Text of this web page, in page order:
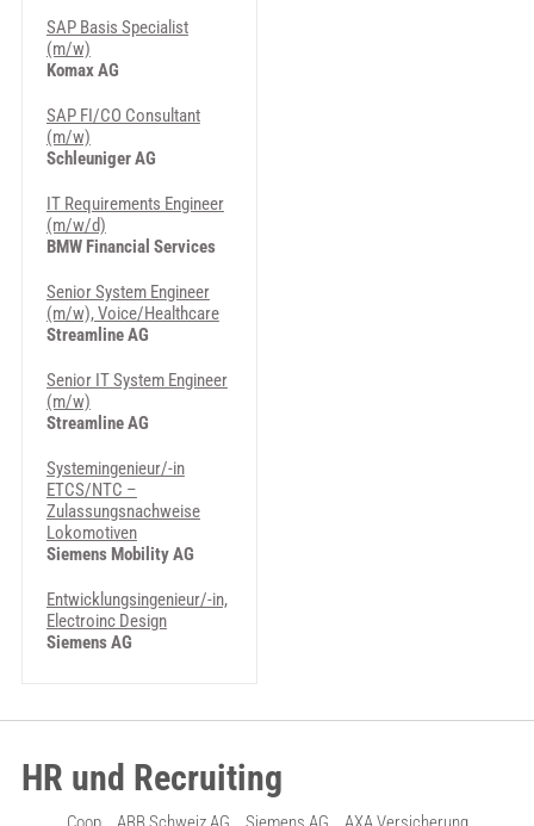
SAP Basis Specialist
(m/w)
Komax AG
SAP FI/CO Consultant
(m/w)
Schleuniger AG
IT Requirements Engineer
(m/w/d)
BMW Financial Services
Senior System Engineer
(m/w), Voice/Healthcare
Streamline AG
Senior IT System Engineer
(m/w)
Streamline AG
Systemingenieur/-in
ETCS/NTC –
Zulassungsnachweise
Lokomotiven
Siemens Mobility AG
Entwicklungsingenieur/-in,
Electroinc Design
Siemens AG
HR und Recruiting